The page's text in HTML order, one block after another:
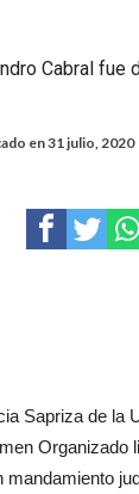
Cabral fue
en31 julio, 2020
Sapriza de la
Organizado
mandamiento